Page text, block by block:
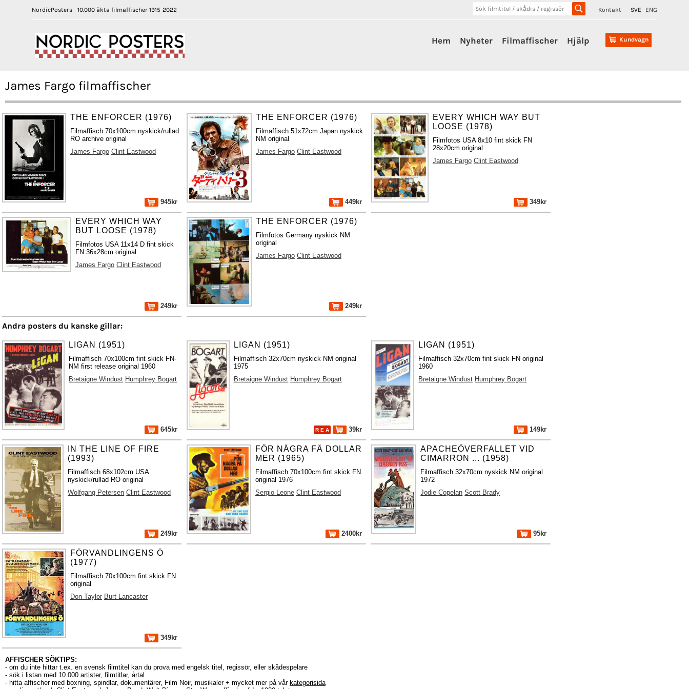
NordicPosters - 10.000 äkta filmaffischer 1915-2022 Kontakt SVE ENG
Kundvagn
Hem Nyheter Filmaffischer Hjälp
James Fargo filmaffischer
THE ENFORCER (1976)
Filmaffisch 70x100cm nyskick/rullad
RO archive original
James Fargo Clint Eastwood
945kr
THE ENFORCER (1976)
Filmaffisch 51x72cm Japan nyskick
NM original
James Fargo Clint Eastwood
449kr
EVERY WHICH WAY BUT
LOOSE (1978)
Filmfotos USA 8x10 fint skick FN
28x20cm original
James Fargo Clint Eastwood
349kr
EVERY WHICH WAY
BUT LOOSE (1978)
Filmfotos USA 11x14 D fint skick
FN 36x28cm original
James Fargo Clint Eastwood
249kr
THE ENFORCER (1976)
Filmfotos Germany nyskick NM
original
James Fargo Clint Eastwood
249kr
Andra posters du kanske gillar:
LIGAN (1951)
Filmaffisch 70x100cm fint skick FN-
NM first release original 1960
Bretaigne Windust Humphrey Bogart
645kr
LIGAN (1951)
Filmaffisch 32x70cm nyskick NM original
1975
Bretaigne Windust Humphrey Bogart
R E A 39kr
LIGAN (1951)
Filmaffisch 32x70cm fint skick FN original
1960
Bretaigne Windust Humphrey Bogart
149kr
IN THE LINE OF FIRE
(1993)
Filmaffisch 68x102cm USA
nyskick/rullad RO original
Wolfgang Petersen Clint Eastwood
249kr
FÖR NÅGRA FÅ DOLLAR
MER (1965)
Filmaffisch 70x100cm fint skick FN
original 1976
Sergio Leone Clint Eastwood
2400kr
APACHEÖVERFALLET VID
CIMARRON ... (1958)
Filmaffisch 32x70cm nyskick NM original
1972
Jodie Copelan Scott Brady
95kr
FÖRVANDLINGENS Ö
(1977)
Filmaffisch 70x100cm fint skick FN
original
Don Taylor Burt Lancaster
349kr
AFFISCHER SÖKTIPS:
- om du inte hittar t.ex. en svensk filmtitel kan du prova med engelsk titel, regissör, eller skådespelare
- sök i listan med 10.000 artister, filmtitlar, årtal
- hitta affischer med boxning, spindlar, dokumentärer, Film Noir, musikaler + mycket mer på vår kategorisida